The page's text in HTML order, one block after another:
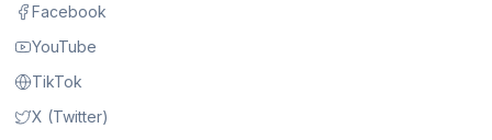
Facebook
YouTube
TikTok
X (Twitter)